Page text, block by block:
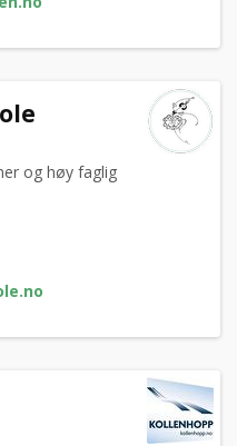
og høy faglig